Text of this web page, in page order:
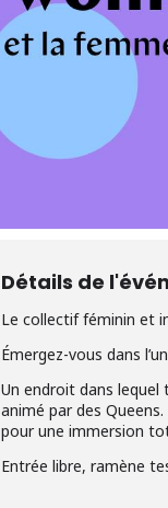
Détails de
Le collectif féminin et
Émergez-vous dans
Un endroit dans
animé par des
pour une immersion
Entrée libre, ramène